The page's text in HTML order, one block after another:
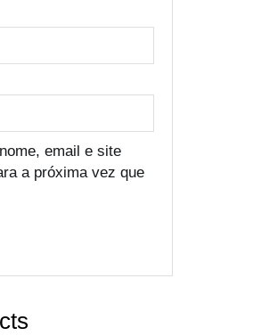
email e site
a próxima vez que